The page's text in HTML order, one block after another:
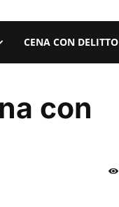
CENA CON DELITTO
con